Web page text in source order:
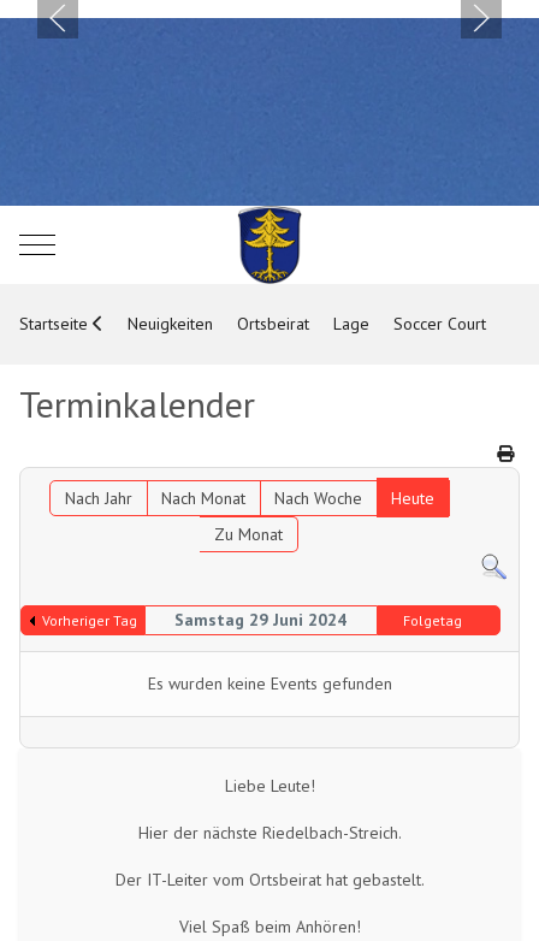
Mobile Menu Toggle
Startseite Neuigkeiten Ortsbeirat Lage Soccer Court
Terminkalender
Nach Jahr Nach Monat Nach Woche
Heute
Zu Monat
Vorheriger Tag Samstag 29 Juni 2024 Folgetag
Es wurden keine Events gefunden
Liebe Leute!
Hier der nächste Riedelbach-Streich.
Der IT-Leiter vom Ortsbeirat hat gebastelt.
Viel Spaß beim Anhören!